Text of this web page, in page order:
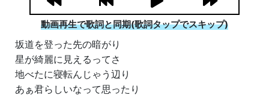
動画再生で歌詞と同期(歌詞タップでスキップ)
坂道を登った先の暗がり
星が綺麗に見えるってさ
地べたに寝転んじゃう辺り
あぁ君らしいなって思ったり